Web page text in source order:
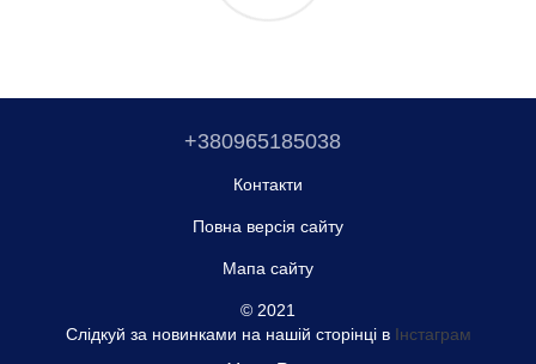
+380965185038
Контакти
Повна версія сайту
Мапа сайту
© 2021
Слідкуй за новинками на нашій сторінці в Інстаграм